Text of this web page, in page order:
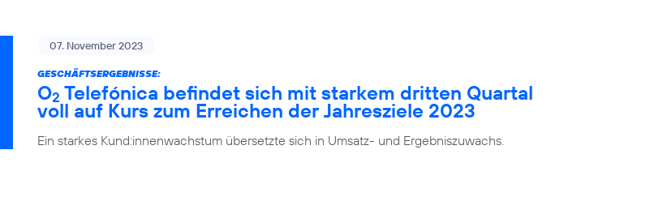
07. November 2023
GESCHÄFTSERGEBNISSE:
O2 Telefónica befindet sich mit starkem dritten Quartal
voll auf Kurs zum Erreichen der Jahresziele 2023
Ein starkes Kund:innenwachstum übersetzte sich in Umsatz- und Ergebniszuwachs.